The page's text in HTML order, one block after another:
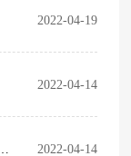
2022-04-19
2022-04-14
2022-04-14